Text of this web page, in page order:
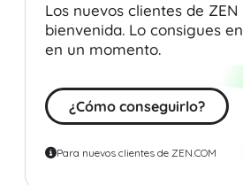
Los nuevos clientes de
bienvenida. Lo consigues
en un momento.
¿Cómo conseguirlo?
Para nuevos clientes de ZEN.COM